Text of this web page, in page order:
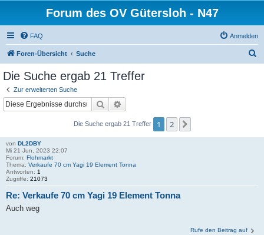
Forum des OV Gütersloh - N47
FAQ Anmelden
Foren-Übersicht Suche
Die Suche ergab 21 Treffer
Zur erweiterten Suche
Suche
Die Suche ergab 21 Treffer 1 2
von DL2DBY
Mi 21 Jun, 2023 22:07
Forum: Flohmarkt
Thema: Verkaufe 70 cm Yagi 19 Element Tonna
Antworten: 1
Zugriffe: 21073
Re: Verkaufe 70 cm Yagi 19 Element Tonna
Auch weg
Rufe den Beitrag auf